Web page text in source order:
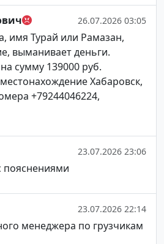
26.07.2026 03:05
имя Турай или Рамазан,
выманивает деньги.
сумму 139000 руб.
Хабаровск,
+79244046224,
23.07.2026 23:06
пояснениями
23.07.2026 22:14
менеджера по грузчикам